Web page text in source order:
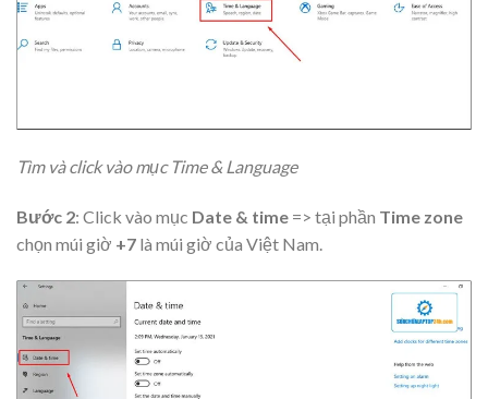
Tìm và click vào mục Time & Language
Bước 2: Click vào mục Date & time => tại phần Time zone
chọn múi giờ +7 là múi giờ của Việt Nam.